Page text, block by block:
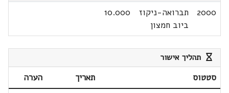
2000
תברואה-ניקוז
ביוב חמצון
10.000
תהליך אישור
סטטוס תאריך
הערה